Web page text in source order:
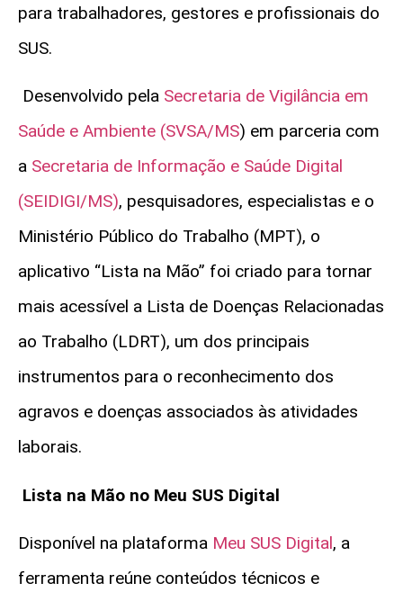
para trabalhadores, gestores e profissionais do
SUS.
Desenvolvido pela Secretaria de Vigilância em
Saúde e Ambiente (SVSA/MS) em parceria com
a Secretaria de Informação e Saúde Digital
(SEIDIGI/MS), pesquisadores, especialistas e o
Ministério Público do Trabalho (MPT), o
aplicativo “Lista na Mão” foi criado para tornar
mais acessível a Lista de Doenças Relacionadas
ao Trabalho (LDRT), um dos principais
instrumentos para o reconhecimento dos
agravos e doenças associados às atividades
laborais.
Lista na Mão no Meu SUS Digital
Disponível na plataforma Meu SUS Digital, a
ferramenta reúne conteúdos técnicos e